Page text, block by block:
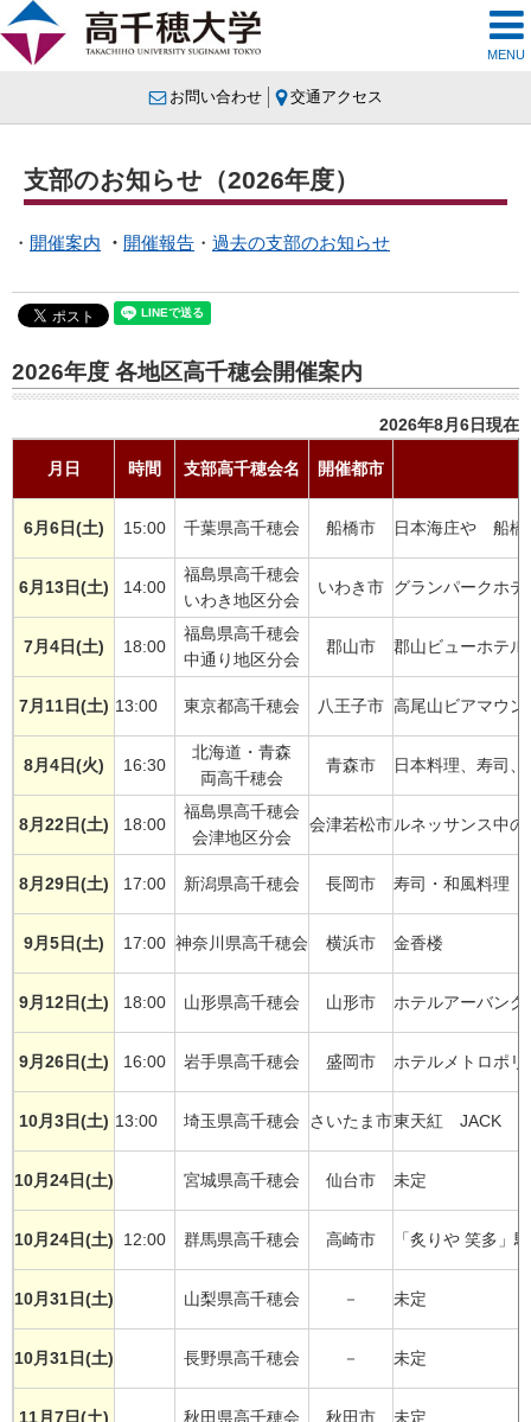
MENU
お問い合わせ 交通アクセス
支部のお知らせ（2026年度）
・ 開催案内 ・ 開催報告 ・ 過去の支部のお知らせ
2026年度 各地区高千穂会開催案内
2026年8月6日現在
月日 時間 支部高千穂会名 開催都市
6月6日(土) 15:00 千葉県高千穂会 船橋市 日本海庄や 船橋
6月13日(土) 14:00
福島県高千穂会
いわき地区分会
いわき市 グランパークホ
7月4日(土) 18:00
福島県高千穂会
中通り地区分会
郡山市 郡山ビューホテル
7月11日(土) 13:00 東京都高千穂会 八王子市 高尾山ビアマウ
8月4日(火) 16:30
北海道・青森
両高千穂会
青森市 日本料理、寿司
8月22日(土) 18:00
福島県高千穂会
会津地区分会
会津若松市ルネッサンス中の
8月29日(土) 17:00 新潟県高千穂会 長岡市 寿司・和風料理
9月5日(土) 17:00 神奈川県高千穂会 横浜市 金香楼
9月12日(土) 18:00 山形県高千穂会 山形市 ホテルアーバン
9月26日(土) 16:00 岩手県高千穂会 盛岡市 ホテルメトロポ
10月3日(土) 13:00 埼玉県高千穂会 さいたま市東天紅 JACK
10月24日(土) 宮城県高千穂会 仙台市 未定
10月24日(土) 12:00 群馬県高千穂会 高崎市 「炙りや 笑多」
10月31日(土) 山梨県高千穂会 － 未定
10月31日(土) 長野県高千穂会 － 未定
11月7日(土) 秋田県高千穂会 秋田市 未定